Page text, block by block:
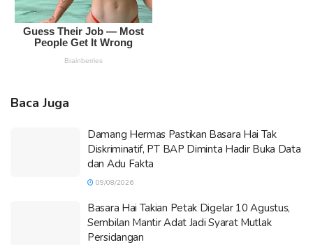
Baca Juga
Damang Hermas Pastikan Basara Hai Tak
Diskriminatif, PT BAP Diminta Hadir Buka Data
dan Adu Fakta
09/08/2026
Basara Hai Takian Petak Digelar 10 Agustus,
Sembilan Mantir Adat Jadi Syarat Mutlak
Persidangan